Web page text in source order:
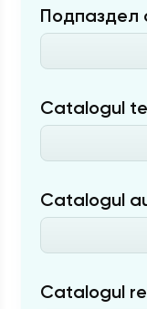
Подпаздел
Catalogul
Catalogul
Catalogul